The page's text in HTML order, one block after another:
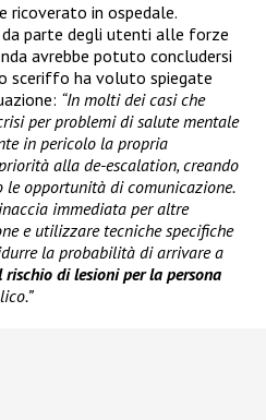
ricoverato in ospedale.
parte degli utenti alle forze
avrebbe potuto concludersi
sceriffo ha voluto spiegate
“In molti dei casi che
per problemi di salute mentale
in pericolo la propria
alla de-escalation, creando
le opportunità di comunicazione.
immediata per altre
e utilizzare tecniche specifiche
la probabilità di arrivare a
di lesioni per la persona